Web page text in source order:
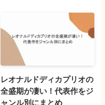
レオナルドディカプリオの
全盛期が凄い！代表作をジ
ャンル別にまとめ